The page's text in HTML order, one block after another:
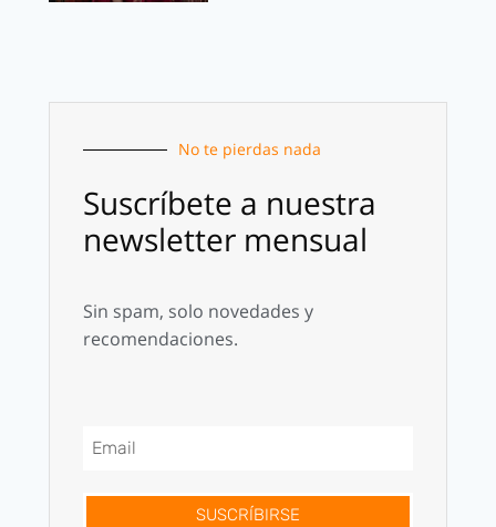
No te pierdas nada
Suscríbete a nuestra
newsletter mensual
Sin spam, solo novedades y
recomendaciones.
SUSCRÍBIRSE